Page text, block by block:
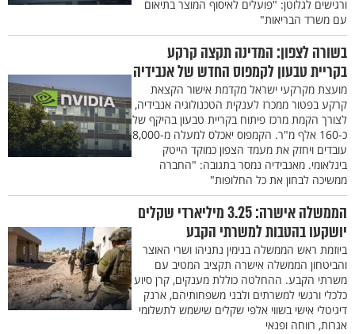
ורגישים לגלוטן: "פועלים לאיסוף המוצר בתיאום
עם משרד הבריאות"
בשורה לצפון: המדינה תקצה קרקע
בקריית טבעון לקמפוס החדש של אנבידיה
מועצת מקרקעי ישראל מקדמת אישור הקצאת
קרקע בפטור ממכרז לענקית הטכנולוגיה אנבידיה,
לצורך הקמת מרכז פיתוח בקריית טבעון בהיקף של
כ-160 אלף מ"ר. הקמפוס יאכלס למעלה מ-8,000
עובדים ויחזק את מעמד הצפון כמוקד הייטק
בינלאומי. מאנבידיה נמסר בתגובה: "החברה
ממשיכה לבחון את כל החלופות"
הממשלה אישרה: 3.25 מיליארדי שקלים
יושקעו בהטבות למשרתי הקבע
ביוזמת ראש הממשלה בנימין נתניהו ושרי האוצר
והביטחון הממשלה אישרה תקציב המטיב עם
משרתי הקבע. ההחלטה כוללת מענקים, קרן סיוע
כלכלי ורגשי למשרתים ולבני משפחותיהם, ארנק
דיגיטלי אישי בשווי אלפי שקלים שישמש לתשלומי
אגרות, רווחה ופנאי